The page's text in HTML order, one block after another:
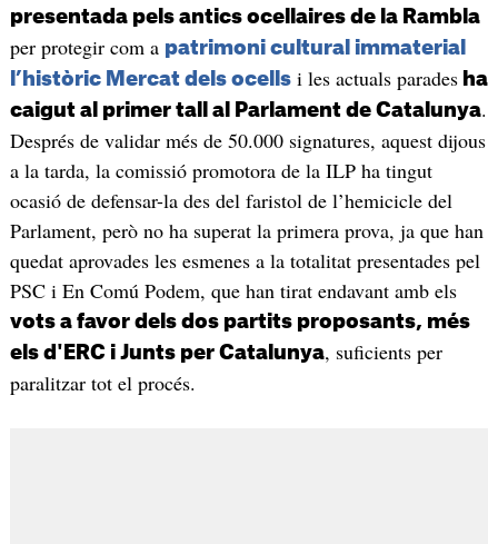
presentada pels antics ocellaires de la Rambla
per protegir com a patrimoni cultural immaterial
l’històric Mercat dels ocellsi les actuals paradesha
caigut al primer tall al Parlament de Catalunya.
Després de validar més de 50.000 signatures, aquest dijous
a la tarda, la comissió promotora de la ILP ha tingut
ocasió de defensar-la des del faristol de l’hemicicle del
Parlament, però no ha superat la primera prova, ja que han
quedat aprovades les esmenes a la totalitat presentades pel
PSC i En Comú Podem, que han tirat endavant amb els
vots a favor dels dos partits proposants, més
els d'ERC i Junts per Catalunya, suficients per
paralitzar tot el procés.